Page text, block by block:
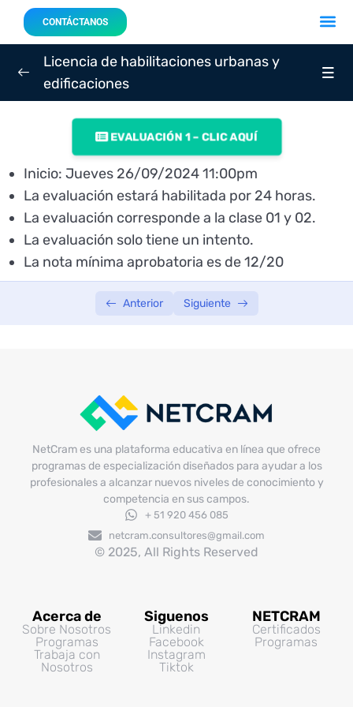
CONTÁCTANOS
Sesión 01: Martes 24/09/2024 8:00p.m.
Sesión 02: Jueves 26/09/2024 8:00p.m.
Evaluación 01: Jueves 26/09/2024 11:00p.m.
SEMANA 02
Licencia de habilitaciones urbanas y
edificaciones
EVALUACIÓN 1 – CLIC AQUÍ
Inicio: Jueves 26/09/2024 11:00pm
La evaluación estará habilitada por 24 horas.
La evaluación corresponde a la clase 01 y 02.
La evaluación solo tiene un intento.
La nota mínima aprobatoria es de 12/20
Anterior Siguiente
NetCram es una plataforma educativa en línea que ofrece
programas de especialización diseñados para ayudar a los
profesionales a alcanzar nuevos niveles de conocimiento y
competencia en sus campos.
+ 51 920 456 085
netcram.consultores@gmail.com
© 2025, All Rights Reserved
Acerca de
Sobre Nosotros
Programas
Trabaja con
Nosotros
Siguenos
Linkedin
Facebook
Instagram
Tiktok
NETCRAM
Certificados
Programas